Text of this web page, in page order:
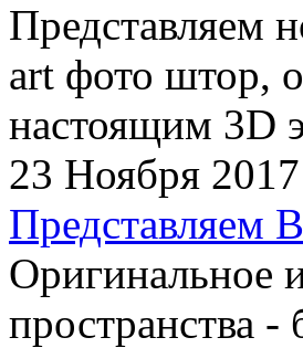
Представляем
art фото штор,
настоящим 3D
23 Ноября 2017
Представляем
Оригинальное
пространства